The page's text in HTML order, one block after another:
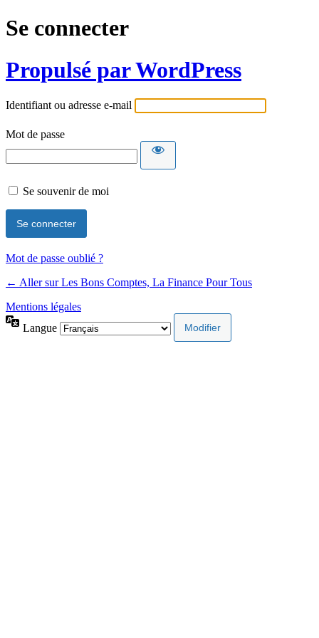
Se connecter
Propulsé par WordPress
Identifiant ou adresse e-mail
Mot de passe
Se souvenir de moi
Mot de passe oublié ?
← Aller sur Les Bons Comptes, La Finance Pour Tous
Mentions légales
Langue